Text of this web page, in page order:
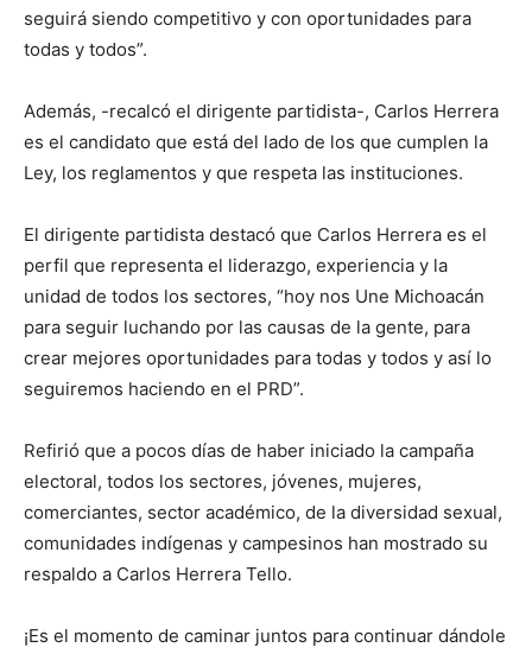
seguirá siendo competitivo y con oportunidades para
todas y todos”.
Además, -recalcó el dirigente partidista-, Carlos Herrera
es el candidato que está del lado de los que cumplen la
Ley, los reglamentos y que respeta las instituciones.
El dirigente partidista destacó que Carlos Herrera es el
perfil que representa el liderazgo, experiencia y la
unidad de todos los sectores, “hoy nos Une Michoacán
para seguir luchando por las causas de la gente, para
crear mejores oportunidades para todas y todos y así lo
seguiremos haciendo en el PRD”.
Refirió que a pocos días de haber iniciado la campaña
electoral, todos los sectores, jóvenes, mujeres,
comerciantes, sector académico, de la diversidad sexual,
comunidades indígenas y campesinos han mostrado su
respaldo a Carlos Herrera Tello.
¡Es el momento de caminar juntos para continuar dándole